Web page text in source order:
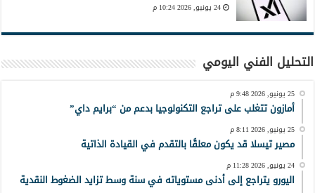
24 يونيو, 2026 10:24 م
التحليل الفني اليومي
25 يونيو, 2026 9:48 م
أمازون تتغلب على تراجع التكنولوجيا بدعم من “برايم داي”
25 يونيو, 2026 8:11 م
مصير تيسلا قد يكون معلقًا بالتقدم في القيادة الذاتية
24 يونيو, 2026 11:28 م
اليورو يتراجع إلى أدنى مستوياته في سنة وسط تزايد الضغوط النقدية